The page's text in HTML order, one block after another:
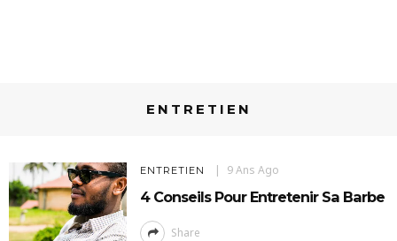
ENTRETIEN
ENTRETIEN 9 Ans Ago
4 Conseils Pour Entretenir Sa Barbe
Share